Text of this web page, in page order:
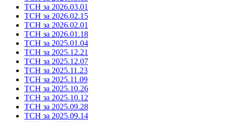
ТСН за 2026.03.01
ТСН за 2026.02.15
ТСН за 2026.02.01
ТСН за 2026.01.18
ТСН за 2025.01.04
ТСН за 2025.12.21
ТСН за 2025.12.07
ТСН за 2025.11.23
ТСН за 2025.11.09
ТСН за 2025.10.26
ТСН за 2025.10.12
ТСН за 2025.09.28
ТСН за 2025.09.14